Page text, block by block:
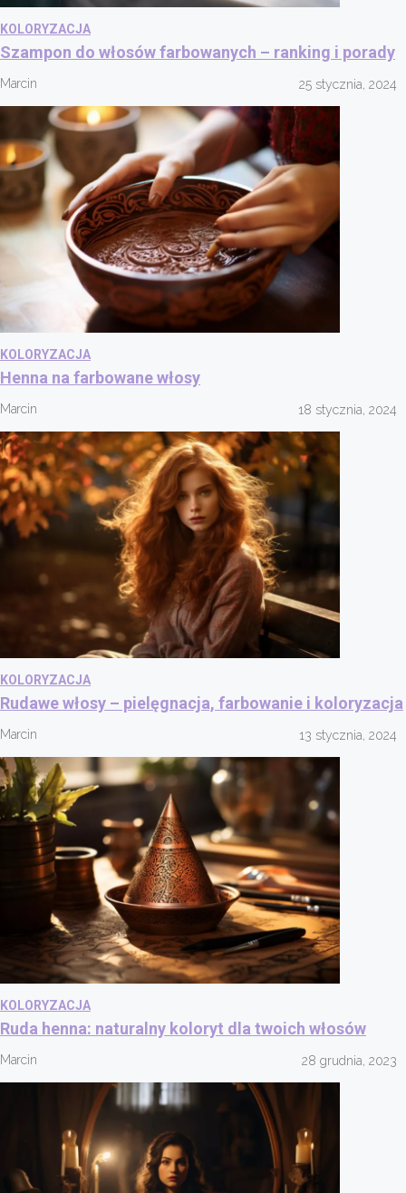
KOLORYZACJA
Szampon do włosów farbowanych – ranking i porady
Marcin 25 stycznia, 2024
KOLORYZACJA
Henna na farbowane włosy
Marcin 18 stycznia, 2024
KOLORYZACJA
Rudawe włosy – pielęgnacja, farbowanie i koloryzacja
Marcin 13 stycznia, 2024
KOLORYZACJA
Ruda henna: naturalny koloryt dla twoich włosów
Marcin 28 grudnia, 2023